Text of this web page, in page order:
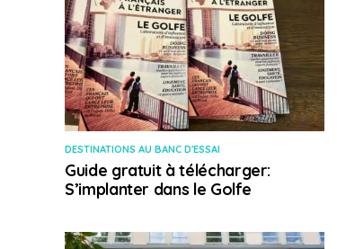
DESTINATIONS AU BANC D'ESSAI
Guide gratuit à télécharger:
S’implanter dans le Golfe